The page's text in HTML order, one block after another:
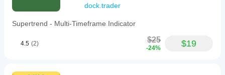
dock.trader
Supertrend - Multi-Timeframe Indicator
4.5 (2) $25
-24% $19